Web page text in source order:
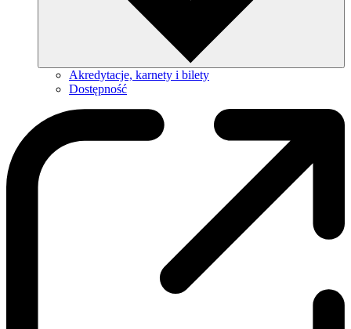
Akredytacje, karnety i bilety
Dostępność